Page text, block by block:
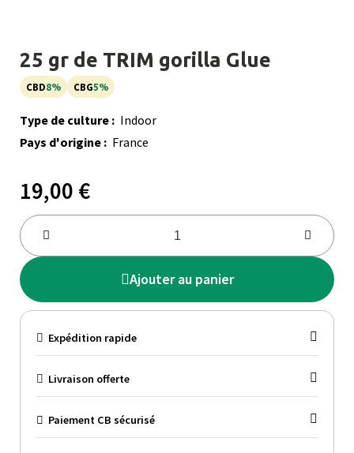
25 gr de TRIM gorilla Glue
CBD8% CBG5%
Type de culture : Indoor
Pays d'origine : France
19,00 €
Ajouter au panier
Expédition rapide
Livraison offerte
Paiement CB sécurisé